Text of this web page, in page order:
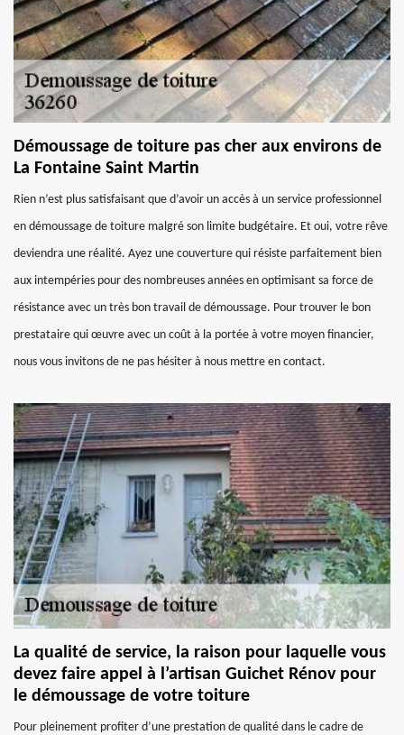
Démoussage de toiture pas cher aux environs de
La Fontaine Saint Martin
Rien n’est plus satisfaisant que d’avoir un accès à un service professionnel
en démoussage de toiture malgré son limite budgétaire. Et oui, votre rêve
deviendra une réalité. Ayez une couverture qui résiste parfaitement bien
aux intempéries pour des nombreuses années en optimisant sa force de
résistance avec un très bon travail de démoussage. Pour trouver le bon
prestataire qui œuvre avec un coût à la portée à votre moyen financier,
nous vous invitons de ne pas hésiter à nous mettre en contact.
La qualité de service, la raison pour laquelle vous
devez faire appel à l’artisan Guichet Rénov pour
le démoussage de votre toiture
Pour pleinement profiter d’une prestation de qualité dans le cadre de